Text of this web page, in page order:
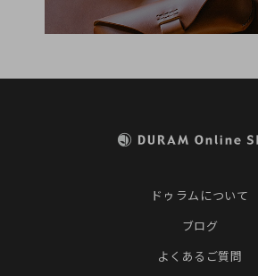
ドゥラムについて
ブログ
よくあるご質問